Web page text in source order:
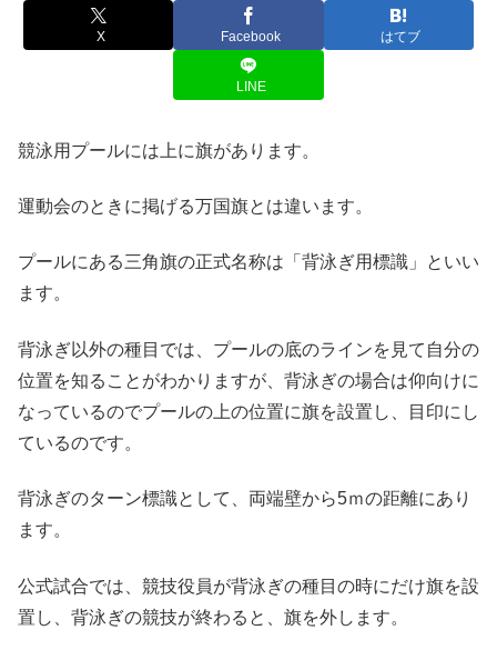
X Facebook はてブ
LINE
競泳用プールには上に旗があります。
運動会のときに掲げる万国旗とは違います。
プールにある三角旗の正式名称は「背泳ぎ用標識」といい
ます。
背泳ぎ以外の種目では、プールの底のラインを見て自分の
位置を知ることがわかりますが、背泳ぎの場合は仰向けに
なっているのでプールの上の位置に旗を設置し、目印にし
ているのです。
背泳ぎのターン標識として、両端壁から5ｍの距離にあり
ます。
公式試合では、競技役員が背泳ぎの種目の時にだけ旗を設
置し、背泳ぎの競技が終わると、旗を外します。